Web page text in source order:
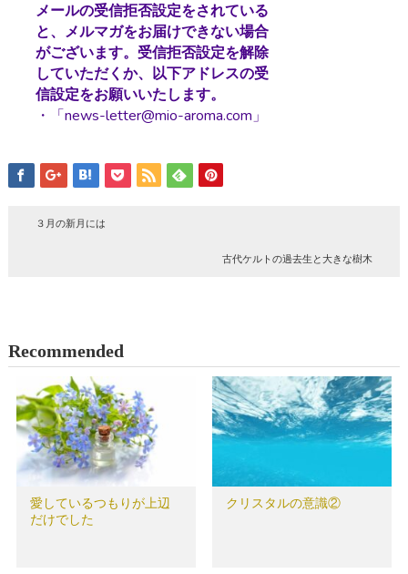
メールの受信拒否設定をされている
と、メルマガをお届けできない場合
がございます。受信拒否設定を解除
していただくか、以下アドレスの受
信設定をお願いいたします。
・「news-letter@mio-aroma.com」
３月の新月には
古代ケルトの過去生と大きな樹木
Recommended
愛しているつもりが上辺
だけでした
クリスタルの意識②